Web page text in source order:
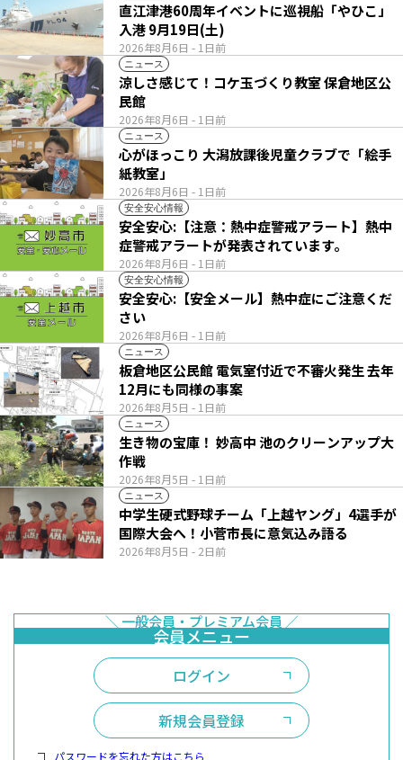
2026年8月6日 - 1日前
直江津港60周年イベントに巡視船「やひこ」
入港 9月19日(土)
ニュース
2026年8月6日 - 1日前
涼しさ感じて！コケ玉づくり教室 保倉地区公
民館
ニュース
2026年8月6日 - 1日前
心がほっこり 大潟放課後児童クラブで「絵手
紙教室」
安全安心情報
2026年8月6日 - 1日前
安全安心:【注意：熱中症警戒アラート】熱中
症警戒アラートが発表されています。
安全安心情報
2026年8月6日 - 1日前
安全安心:【安全メール】熱中症にご注意くだ
さい
ニュース
2026年8月5日 - 1日前
板倉地区公民館 電気室付近で不審火発生 去年
12月にも同様の事案
ニュース
2026年8月5日 - 1日前
生き物の宝庫！ 妙高中 池のクリーンアップ大
作戦
ニュース
2026年8月5日 - 2日前
中学生硬式野球チーム「上越ヤング」4選手が
国際大会へ！小菅市長に意気込み語る
ログイン
新規会員登録
パスワードを忘れた方はこちら